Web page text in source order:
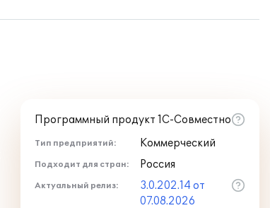
Программный продукт 1С-Совместно
Тип предприятий: Коммерческий
Подходит для стран: Россия
Актуальный релиз:
3.0.202.14 от
07.08.2026